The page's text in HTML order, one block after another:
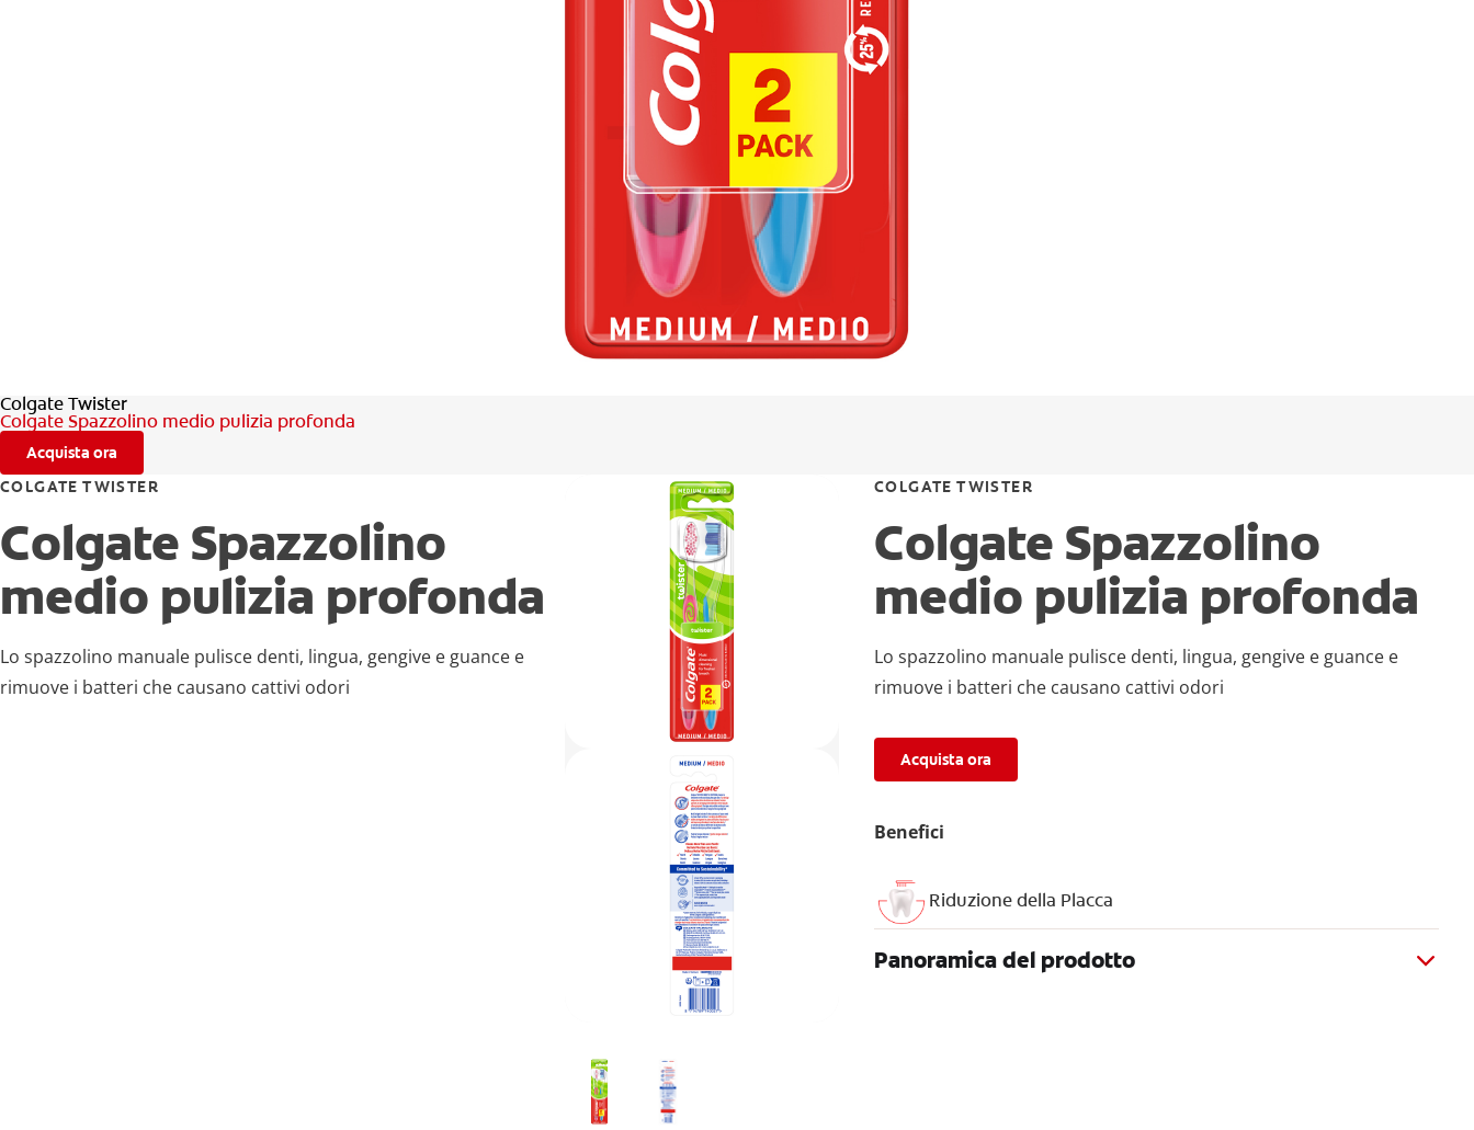
Colgate Twister
Colgate Spazzolino medio pulizia profonda
Acquista ora
COLGATE TWISTER
Colgate Spazzolino
medio pulizia profonda
Lo spazzolino manuale pulisce denti, lingua, gengive e guance e
rimuove i batteri che causano cattivi odori
COLGATE TWISTER
Colgate Spazzolino
medio pulizia profonda
Lo spazzolino manuale pulisce denti, lingua, gengive e guance e
rimuove i batteri che causano cattivi odori
Acquista ora
Benefici
Riduzione della Placca
Panoramica del prodotto